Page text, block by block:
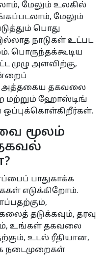
மேலும் உலகில்
மேலும்
பொது
நாடுகள் உட்பட
பொருந்தக்கூடிய
முழு அளவிற்கு,
அத்தகைய தகவலை
மற்றும் ஹோஸ்டிங்
மூலம்
பாதுகாக்க
எடுக்கிறோம்.
தடுக்கவும், தரவு
உங்கள் தகவலை
உடல் ரீதியான,
நடைமுறைகள்